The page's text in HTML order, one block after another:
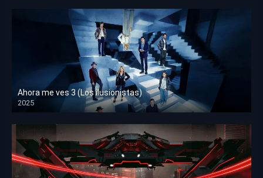
Ahora me ves 3 (Los ilusionistas)
2025
HD 1080p